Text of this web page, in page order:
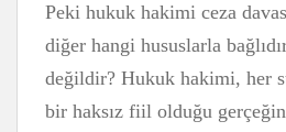
Peki hukuk hakimi ceza
diğer hangi hususlarla
değildir? Hukuk hakimi, her
bir haksız fiil olduğu